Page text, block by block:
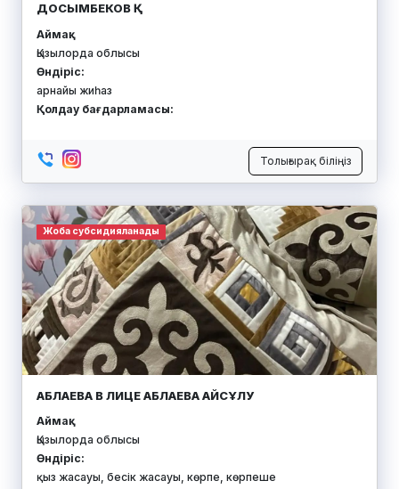
ДОСЫМБЕКОВ Қ
Аймақ:
Қызылорда облысы
Өндіріс:
арнайы жиһаз
Қолдау бағдарламасы:
Толығырақ біліңіз
Жоба субсидияланады
АБЛАЕВА В ЛИЦЕ АБЛАЕВА АЙСҰЛУ
Аймақ:
Қызылорда облысы
Өндіріс:
қыз жасауы, бесік жасауы, көрпе, көрпеше